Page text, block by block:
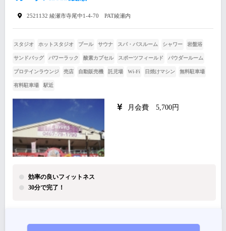
2521132 綾瀬市寺尾中1-4-70 PAT綾瀬内
スタジオ ホットスタジオ プール サウナ スパ・バスルーム シャワー 岩盤浴
サンドバッグ パワーラック 酸素カプセル スポーツフィールド パウダールーム
プロテインラウンジ 売店 自動販売機 託児場 Wi-Fi 日焼けマシン 無料駐車場
有料駐車場 駅近
月会費 5,700円
効率の良いフィットネス
30分で完了！